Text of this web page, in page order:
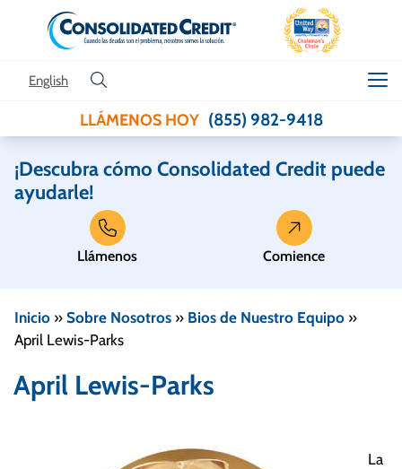
Skip to content
English
LLÁMENOS HOY (855) 982-9418
¡Descubra cómo Consolidated Credit puede
ayudarle!
Llámenos Comience
Inicio » Sobre Nosotros » Bios de Nuestro Equipo »
April Lewis-Parks
April Lewis-Parks
La